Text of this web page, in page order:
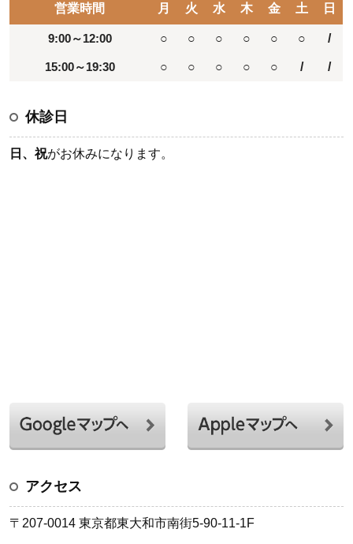
営業時間 月 火 水 木 金 土 日
9:00～12:00 ○ ○ ○ ○ ○ ○ /
15:00～19:30 ○ ○ ○ ○ ○ / /
休診日
日、祝がお休みになります。
アクセス
〒207-0014 東京都東大和市南街5-90-11-1F